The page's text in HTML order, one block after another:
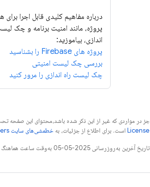
درباره مفاهیم کلیدی قابل اجرا برای
پروژه، مانند امنیت برنامه و چک
اندازی، بیاموزید:
پروژه های Firebase را بشناسید
بررسی چک لیست امنیتی
چک لیست راه اندازی را مرور کنید
جز در مواردی که غیر از این ذکر شده باشد،‌محتوای این صفحه
License است. برای اطلاع از جزئیات، به خطمشی‌های سایت Google Developers‏
تاریخ آخرین به‌روزرسانی 2025-05-05 به‌وقت ساعت هماهنگ جهانی.